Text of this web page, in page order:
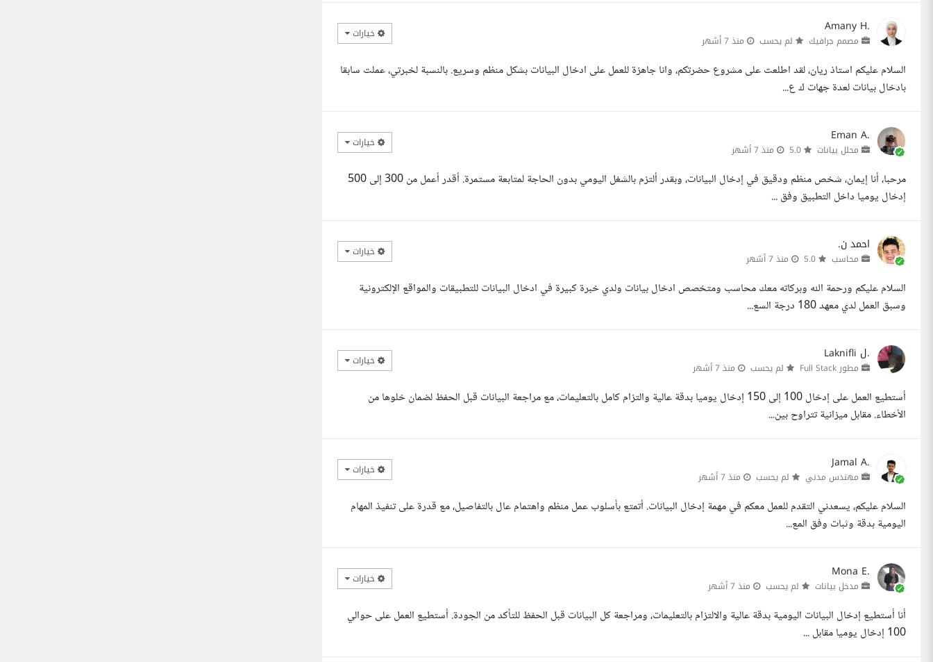
Amany H.
مصمم جرافيك لم يحسب منذ 7 أشهر خيارات
السلام عليكم استاذ ريان، لقد اطلعت على مشروع حضرتكم، وانا جاهزة للعمل على ادخال البيانات بشكل منظم وسريع. بالنسبة لخبرتي، عملت سابقا
بادخال بيانات لعدة جهات ك ع...
Eman A.
محلل بيانات منذ 7 أشهر خيارات
مرحبا، أنا إيمان، شخص منظم ودقيق في إدخال البيانات، وبقدر ألتزم بالشغل اليومي بدون الحاجة لمتابعة مستمرة. أقدر أعمل من 300 إلى 500
إدخال يوميا داخل التطبيق وفق ...
احمد ن.
محاسب منذ 7 أشهر خيارات
السلام عليكم ورحمة الله وبركاته معك محاسب ومتخصص ادخال بيانات ولدي خبرة كبيرة في ادخال البيانات للتطبيقات والمواقع الإلكترونية
وسبق العمل لدي معهد 180 درجة السع...
Laknifli ل.
مطور Full Stack لم يحسب منذ 7 أشهر خيارات
أستطيع العمل على إدخال 100 إلى 150 إدخال يوميا بدقة عالية والتزام كامل بالتعليمات، مع مراجعة البيانات قبل الحفظ لضمان خلوها من
الأخطاء. مقابل ميزانية تتراوح بين...
Jamal A.
مهندس مدني لم يحسب منذ 7 أشهر خيارات
السلام عليكم، يسعدني التقدم للعمل معكم في مهمة إدخال البيانات. أتمتع بأسلوب عمل منظم واهتمام عال بالتفاصيل، مع قدرة على تنفيذ المهام
اليومية بدقة وثبات وفق المع...
Mona E.
مدخل بيانات لم يحسب منذ 7 أشهر خيارات
أنا أستطيع إدخال البيانات اليومية بدقة عالية والالتزام بالتعليمات، ومراجعة كل البيانات قبل الحفظ للتأكد من الجودة. أستطيع العمل على حوالي
100 إدخال يوميا مقابل ...